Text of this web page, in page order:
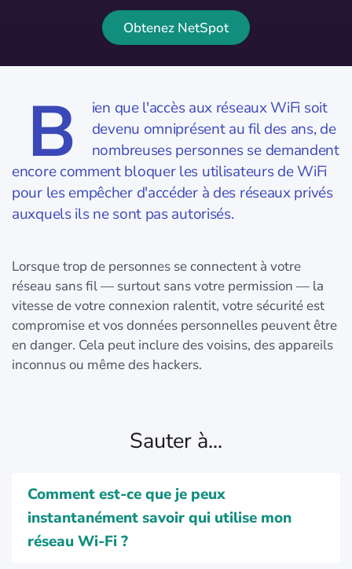
Obtenez NetSpot
B
ien que l'accès aux réseaux WiFi soit
devenu omniprésent au fil des ans, de
nombreuses personnes se demandent
encore comment bloquer les utilisateurs de WiFi
pour les empêcher d'accéder à des réseaux privés
auxquels ils ne sont pas autorisés.
Lorsque trop de personnes se connectent à votre
réseau sans fil — surtout sans votre permission — la
vitesse de votre connexion ralentit, votre sécurité est
compromise et vos données personnelles peuvent être
en danger. Cela peut inclure des voisins, des appareils
inconnus ou même des hackers.
Sauter à...
Comment est-ce que je peux
instantanément savoir qui utilise mon
réseau Wi-Fi ?